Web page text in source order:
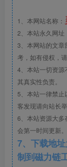
1、本网站名称：
2、本站永久网址
3、本网站的文章
考，如有侵权，
4、本站一切资源
其真实性负责。
5、本站一律禁
客发现请向站长
6、本站资源大多
会第一时间更新。
7、下载地
制到磁力链